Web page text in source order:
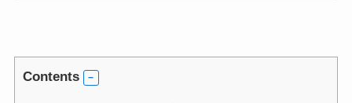
Contents